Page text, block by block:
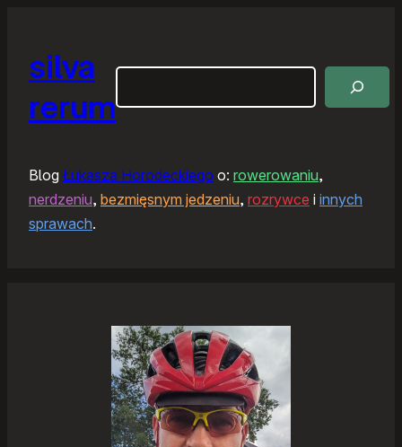
silva
rerum
Blog Łukasza Horodeckiego o: rowerowaniu,
nerdzeniu, bezmięsnym jedzeniu, rozrywce i innych
sprawach.